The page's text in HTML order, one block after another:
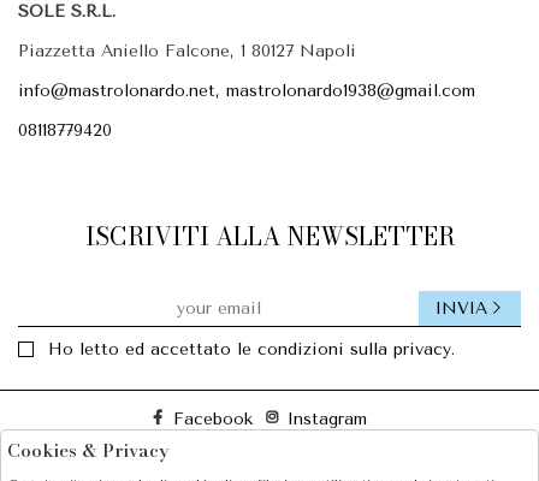
SOLE S.R.L.
Piazzetta Aniello Falcone, 1 80127 Napoli
info@mastrolonardo.net, mastrolonardo1938@gmail.com
08118779420
ISCRIVITI ALLA NEWSLETTER
Ho letto ed accettato le condizioni sulla privacy.
INVIA
Facebook Instagram
Cookies & Privacy